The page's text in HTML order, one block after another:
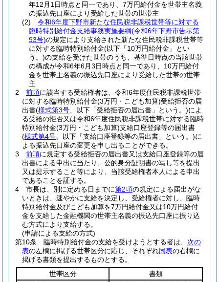
年12月1日時点と同一であり、7万円給付金を世帯主名義
の振込先口座により受給した世帯の世帯主
(2)
令和6年度下野市新たな住民税非課税世帯等に対する
臨時特別給付金支給事務実施要綱(令和6年下野市告示第
93号)の規定により支給された新たな住民税非課税世帯等
に対する臨時特別給付金(以下「10万円給付金」とい
う。)の支給を受けた世帯のうち、基準日時点の当該世帯
の構成が令和6年6月3日時点と同一であり、10万円給付
金を世帯主名義の振込先口座により受給した世帯の世帯
主
2
前項に該当する受給権者は、令和6年度住民税非課税世帯
に対する臨時特別給付金(3万円・こども加算)受給拒否の届
出書(様式第3号 、以下「受給拒否の届出書」という。)によ
る受給の拒否又は令和6年度住民税非課税世帯に対する臨時
特別給付金(3万円・こども加算)支給口座登録等の届出書
(様式第4号 、以下「支給口座登録等の届出書」という。)に
よる振込先口座の変更を申し出ることができる。
3
前項に規定する受給拒否の届出書又は支給口座登録等の届
出書による申出に当たり、公的身分証明書の写し等を提出
又は提示すること等により、当該受給権者本人による申出
であることを証する。
4
市長は、別に定める日までに第2項の規定による届出がな
いときは、速やかに支給を決定し、受給権者に対し、臨時
特別給付金及びこども加算を7万円給付金又は10万円給付
金を支給した金融機関の世帯主名義の振込先口座に振り込
む方式により支給する。
(申請による支給の方式)
第10条
臨時特別給付金の支給を受けようとする者は、 次の
表の左欄に掲げる世帯区分に応じ、それぞれ同表の右欄に
掲げる書類を提出するものとする。
世帯区分
書類